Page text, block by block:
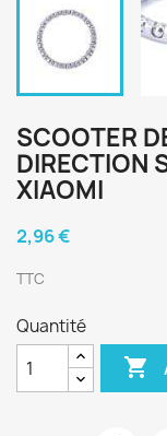
SCOOTER
DIRECTION
XIAOMI
2,96 €
TTC
Quantité
